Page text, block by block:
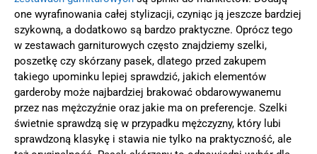
one wyrafinowania całej stylizacji, czyniąc ją jeszcze bardziej
szykowną, a dodatkowo są bardzo praktyczne. Oprócz tego
w zestawach garniturowych często znajdziemy szelki,
poszetkę czy skórzany pasek, dlatego przed zakupem
takiego upominku lepiej sprawdzić, jakich elementów
garderoby może najbardziej brakować obdarowywanemu
przez nas mężczyźnie oraz jakie ma on preferencje. Szelki
świetnie sprawdzą się w przypadku mężczyzny, który lubi
sprawdzoną klasykę i stawia nie tylko na praktyczność, ale